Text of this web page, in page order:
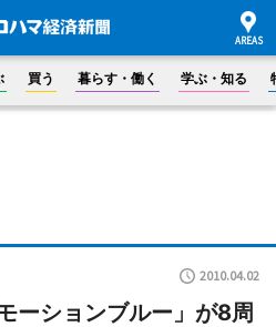
買う 暮らす・働く 学ぶ・知る
2010.04.02
ーションブルー」が8周